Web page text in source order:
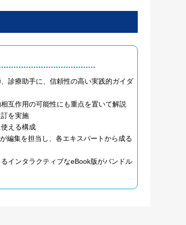
診療助手に、信頼性の高い実践的ガイダ
互作用の可能性にも重点を置いて解説
を実施
える構成
編集を担当し、各エキスパートから成る
インタラクティブなeBook版がバンドル